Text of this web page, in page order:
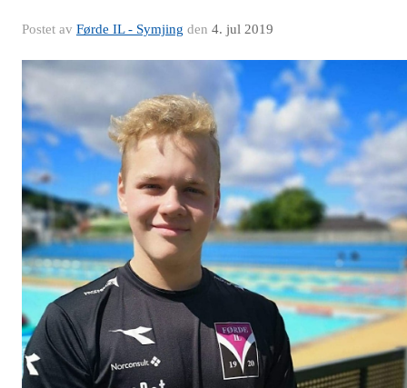
Postet av Førde IL - Symjing den 4. jul 2019